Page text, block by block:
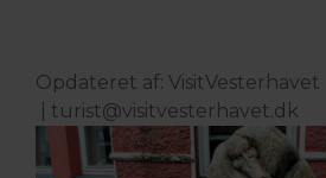
Opdateret af: VisitVesterhavet
turist@visitvesterhavet.dk